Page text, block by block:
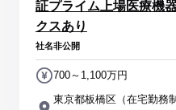
証プライム上場医療機
クスあり
社名非公開
東京都板橋区（在宅勤務
700～1,100万円